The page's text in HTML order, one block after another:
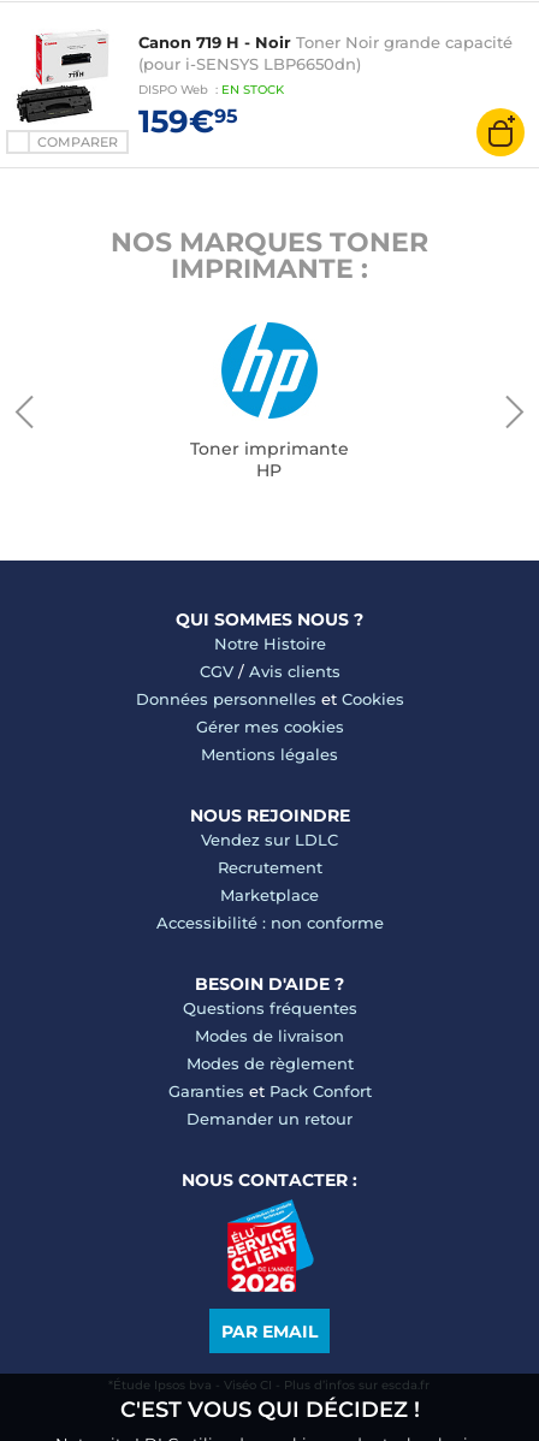
COMPARER
Canon 719 H - Noir Toner Noir grande capacité
(pour i-SENSYS LBP6650dn)
DISPO Web : EN STOCK
159€95
NOS MARQUES TONER
IMPRIMANTE :
Toner imprimante
HP
QUI SOMMES NOUS ?
Notre Histoire
CGV/ Avis clients
Données personnelles et Cookies
Gérer mes cookies
Mentions légales
NOUS REJOINDRE
Vendez sur LDLC
Recrutement
Marketplace
Accessibilité : non conforme
BESOIN D'AIDE ?
Questions fréquentes
Modes de livraison
Modes de règlement
Garanties et Pack Confort
Demander un retour
NOUS CONTACTER :
PAR EMAIL
*Étude Ipsos bva - Viséo CI - Plus d’infos sur escda.fr
C'EST VOUS QUI DÉCIDEZ !